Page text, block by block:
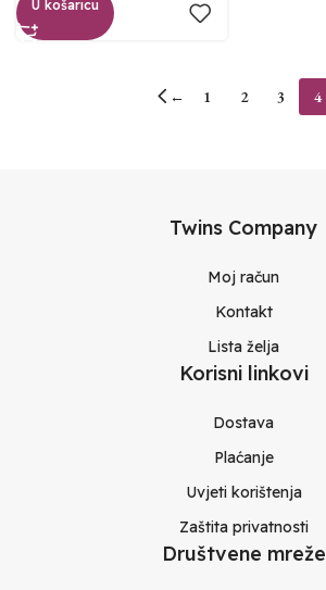
U košaricu
← 1 2 3 4
Twins Company
Moj račun
Kontakt
Lista želja
Korisni linkovi
Dostava
Plaćanje
Uvjeti korištenja
Zaštita privatnosti
Društvene mreže